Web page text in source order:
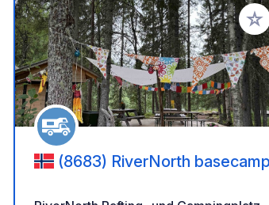
hinzufügen Zu
(8683) RiverNorth basecamp